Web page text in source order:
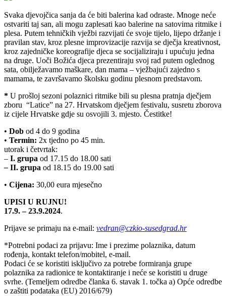
Svaka djevojčica sanja da će biti balerina kad odraste. Mnoge neće
ostvariti taj san, ali mogu zaplesati kao balerine na satovima ritmike i
plesa. Putem tehničkih vježbi razvijati će svoje tijelo, lijepo držanje i
pravilan stav, kroz plesne improvizacije razvija se dječja kreativnost,
kroz zajedničke koreografije djeca se socijaliziraju i upućuju jedna
na druge. Uoči Božića djeca prezentiraju svoj rad putem oglednog
sata, obilježavamo maškare, dan mama – vježbajući zajedno s
mamama, te završavamo školsku godinu plesnom predstavom.
* U prošloj sezoni polaznici ritmike bili su plesna pratnja dječjem
zboru “Latice” na 27. Hrvatskom dječjem festivalu, susretu zborova
iz cijele Hrvatske gdje su osvojili 3. mjesto. Čestitke!
• Dob od 4 do 9 godina
• Termin: 2x tjedno po 45 min.
utorak i četvrtak:
– I. grupa od 17.15 do 18.00 sati
– II. grupa od 18.15 do 19.00 sati
• Cijena: 30,00 eura mjesečno
UPISI U RUJNU!
17.9. – 23.9.2024.
Prijave se primaju na e-mail: vedran@czkio-susedgrad.hr
*Potrebni podaci za prijavu: Ime i prezime polaznika, datum
rođenja, kontakt telefon/mobitel, e-mail.
Podaci će se koristiti isključivo za potrebe formiranja grupe
polaznika za radionice te kontaktiranje i neće se koristiti u druge
svrhe. (Temeljem odredbe članka 6. stavak 1. točka a) Opće odredbe
o zaštiti podataka (EU) 2016/679)